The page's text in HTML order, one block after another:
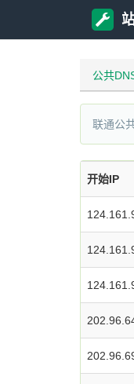
公共
联通公
开始IP